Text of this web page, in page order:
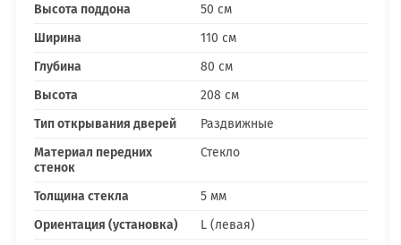
Высота поддона
50 см
Ширина
110 см
Глубина
80 см
Высота
208 см
Тип открывания дверей
Раздвижные
Материал передних
стенок
Стекло
Толщина стекла
5 мм
Ориентация (установка)
L (левая)